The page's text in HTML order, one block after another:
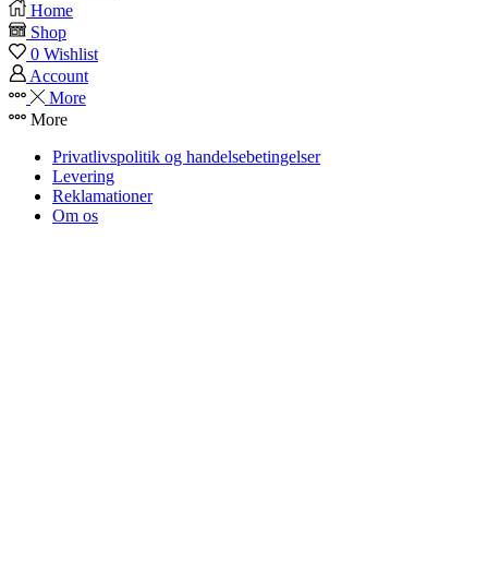
Home
Shop
0 Wishlist
Account
More
More
Privatlivspolitik og handelsebetingelser
Levering
Reklamationer
Om os